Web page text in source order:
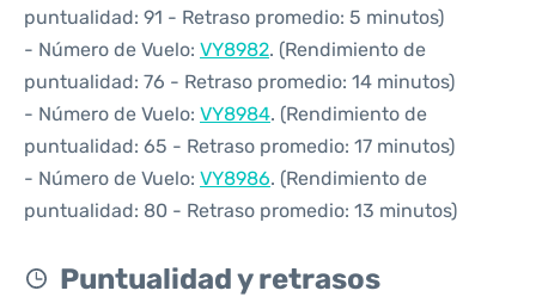
puntualidad: 91 - Retraso promedio: 5 minutos)
- Número de Vuelo: VY8982. (Rendimiento de
puntualidad: 76 - Retraso promedio: 14 minutos)
- Número de Vuelo: VY8984. (Rendimiento de
puntualidad: 65 - Retraso promedio: 17 minutos)
- Número de Vuelo: VY8986. (Rendimiento de
puntualidad: 80 - Retraso promedio: 13 minutos)
Puntualidad y retrasos